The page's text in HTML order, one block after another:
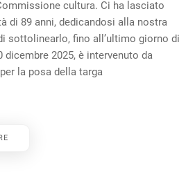
cultura. Ci ha lasciato
di 89 anni, dedicandosi alla nostra
sottolinearlo, fino all’ultimo giorno di
dicembre 2025, è intervenuto da
la posa della targa